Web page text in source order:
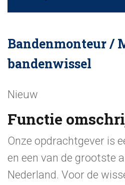
Bandenmonteur /
bandenwissel
Nieuw
Functie
Onze opdrachtgever is
en een van de grootste
Nederland. Voor de